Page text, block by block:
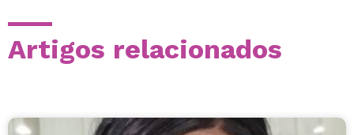
Artigos relacionados